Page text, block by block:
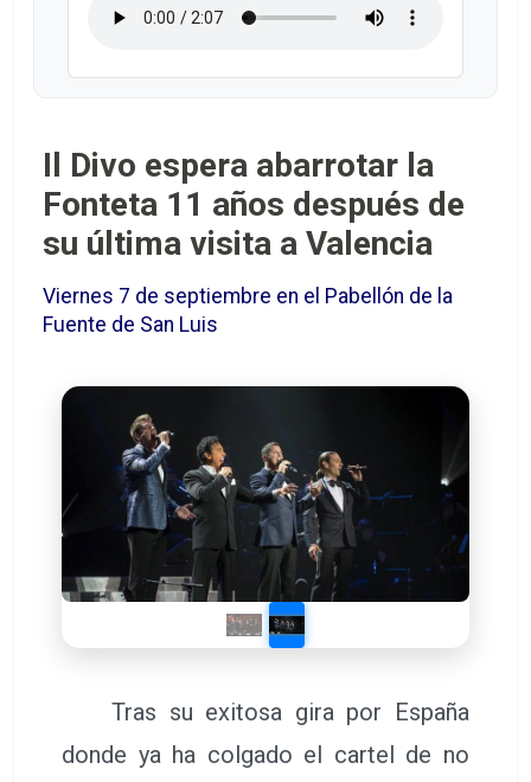
Il Divo espera abarrotar la
Fonteta 11 años después de
su última visita a Valencia
Viernes 7 de septiembre en el Pabellón de la
Fuente de San Luis
Tras su exitosa gira por España
donde ya ha colgado el cartel de no